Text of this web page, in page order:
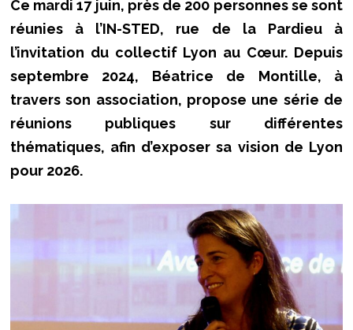
Ce mardi 17 juin, près de 200 personnes se sont
réunies à l’IN-STED, rue de la Pardieu à
l’invitation du collectif Lyon au Cœur. Depuis
septembre 2024, Béatrice de Montille, à
travers son association, propose une série de
réunions publiques sur différentes
thématiques, afin d’exposer sa vision de Lyon
pour 2026.